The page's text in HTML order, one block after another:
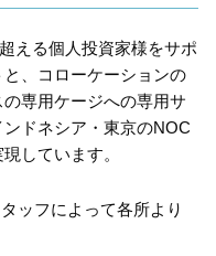
える個人投資家様をサポ
、コローケーションの
専用ケージへの専用サ
ドネシア・東京のNOC
しています。
ッフによって各所より